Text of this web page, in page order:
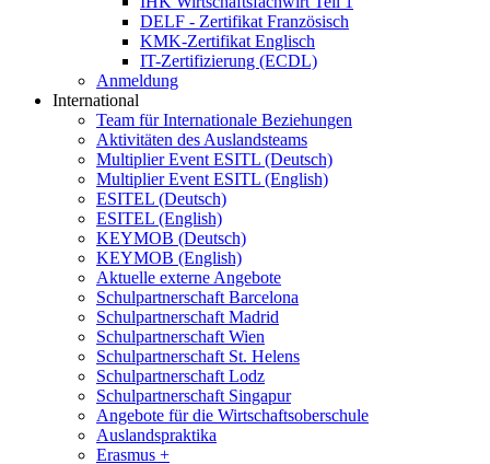
DELF - Zertifikat Französisch
KMK-Zertifikat Englisch
IT-Zertifizierung (ECDL)
Anmeldung
International
Team für Internationale Beziehungen
Aktivitäten des Auslandsteams
Multiplier Event ESITL (Deutsch)
Multiplier Event ESITL (English)
ESITEL (Deutsch)
ESITEL (English)
KEYMOB (Deutsch)
KEYMOB (English)
Aktuelle externe Angebote
Schulpartnerschaft Barcelona
Schulpartnerschaft Madrid
Schulpartnerschaft Wien
Schulpartnerschaft St. Helens
Schulpartnerschaft Lodz
Schulpartnerschaft Singapur
Angebote für die Wirtschaftsoberschule
Auslandspraktika
Erasmus +